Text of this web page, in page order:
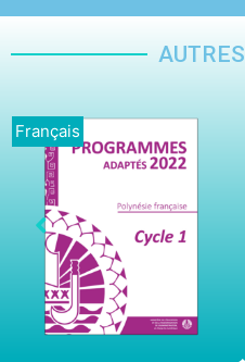
Français